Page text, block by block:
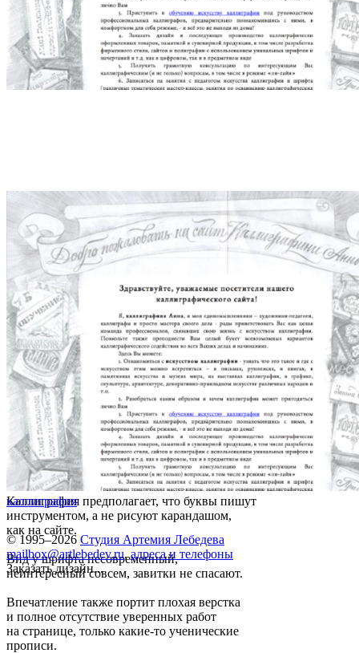
Каллиграфия предполагает, что буквы пишут
инструментом, а не рисуют карандашом,
как на сайте.
Вид у шрифта несовременный,
неинтересный совсем, завитки не спасают.
Впечатление также портит плохая верстка
и полное отсутствие уверенных работ
на странице, только какие-то ученические
прописи.
каллиграфия
© 1995–2026 Студия Артемия Лебедева
mailbox@artlebedev.ru, адреса и телефоны
Заказать дизайн...